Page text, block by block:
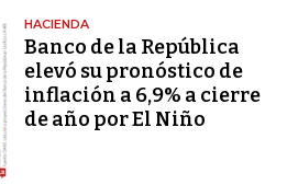
HACIENDA
Banco de la República
elevó su pronóstico de
inflación a 6,9% a cierre
de año por El Niño